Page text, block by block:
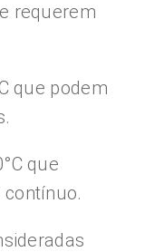
requerem
que podem
que